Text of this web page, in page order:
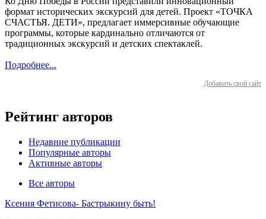
формат исторических экскурсий для детей. Проект «ТОЧКА
СЧАСТЬЯ. ДЕТИ», предлагает иммерсивные обучающие
программы, которые кардинально отличаются от
традиционных экскурсий и детских спектаклей.
Подробнее...
Добавить свой сайт
Рейтинг авторов
Недавние публикации
Популярные авторы
Активные авторы
Все авторы
Ксения Фетисова- Бастрыкину быть!